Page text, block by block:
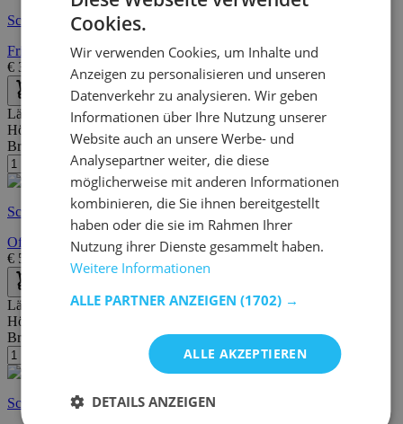
Schnelle Lieferung
Frisiertisch Vayen 85cm, 1 Schublade - Eiche hell Dekor/weiß
€ 389,00 602,00
Länge:
47 cm
Höhe:
Breite/Tiefe:25 cm
Schnelle Lieferung
Offener Aktenschrank Bo0 - weiß
€ 55,95
Länge:
110 cm
Höhe:
Breite/Tiefe:
Schnelle Lieferung
Cookies.
Wir verwenden Cookies, um Inhalte und
Anzeigen zu personalisieren und unseren
Datenverkehr zu analysieren. Wir geben
Informationen über Ihre Nutzung unserer
Website auch an unsere Werbe- und
Analysepartner weiter, die diese
möglicherweise mit anderen Informationen
kombinieren, die Sie ihnen bereitgestellt
haben oder die sie im Rahmen Ihrer
Nutzung ihrer Dienste gesammelt haben.
Weitere Informationen
ALLE PARTNER ANZEIGEN (1702) →
ALLE AKZEPTIEREN
DETAILS ANZEIGEN